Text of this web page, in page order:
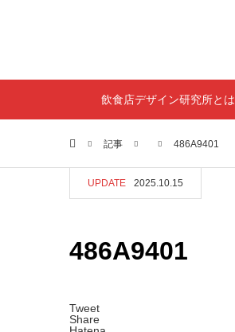
飲食店デザイン研究所とは
ホーム記事 486A9401
UPDATE 2025.10.15
486A9401
Tweet
Share